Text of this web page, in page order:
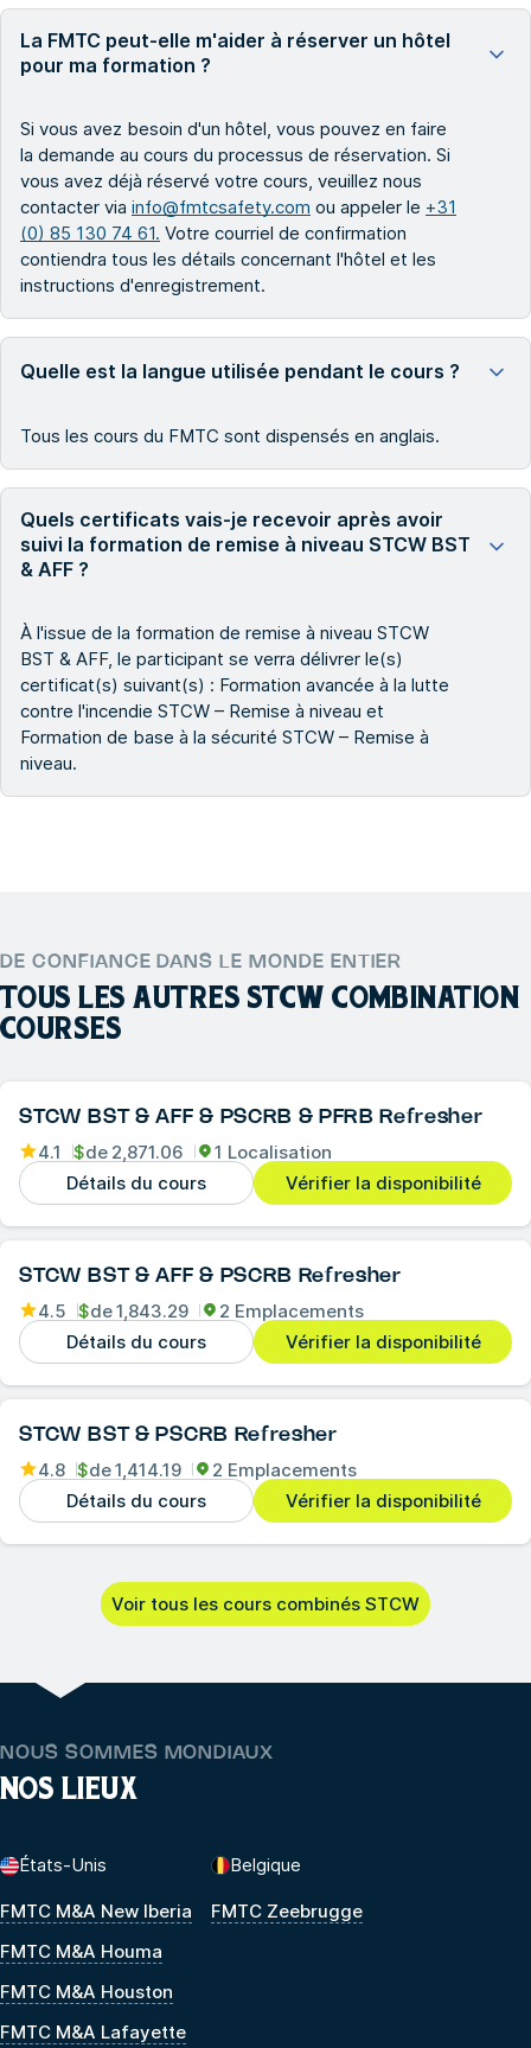
La FMTC peut-elle m'aider à réserver un hôtel
pour ma formation ?
Si vous avez besoin d'un hôtel, vous pouvez en faire
la demande au cours du processus de réservation. Si
vous avez déjà réservé votre cours, veuillez nous
contacter via info@fmtcsafety.com ou appeler le +31
(0) 85 130 74 61. Votre courriel de confirmation
contiendra tous les détails concernant l'hôtel et les
instructions d'enregistrement.
Quelle est la langue utilisée pendant le cours ?
Tous les cours du FMTC sont dispensés en anglais.
Quels certificats vais-je recevoir après avoir
suivi la formation de remise à niveau STCW BST
& AFF ?
À l'issue de la formation de remise à niveau STCW
BST & AFF, le participant se verra délivrer le(s)
certificat(s) suivant(s) : Formation avancée à la lutte
contre l'incendie STCW – Remise à niveau et
Formation de base à la sécurité STCW – Remise à
niveau.
DE CONFIANCE DANS LE MONDE ENTIER
TOUS LES AUTRES STCW COMBINATION
COURSES
STCW BST & AFF & PSCRB & PFRB Refresher
4.1 $de 2,871.06
1 Localisation
Détails du cours
Vérifier la disponibilité
STCW BST & AFF & PSCRB Refresher
4.5 $de1,843.29
2 Emplacements
Détails du cours
Vérifier la disponibilité
STCW BST & PSCRB Refresher
4.8 $de1,414.19
2 Emplacements
Détails du cours
Vérifier la disponibilité
Voir tous les cours combinés STCW
NOUS SOMMES MONDIAUX
NOS LIEUX
États-Unis
FMTC M&A New Iberia
FMTC M&A Houma
FMTC M&A Houston
FMTC M&A Lafayette
Belgique
FMTC Zeebrugge